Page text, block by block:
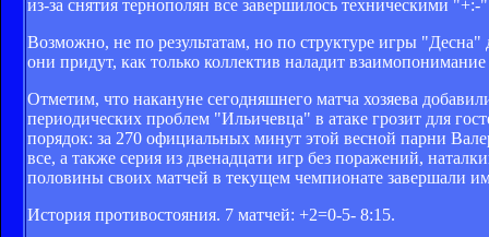
из-за снятия тернополян все завершилось техническими
Возможно, не по результатам, но по структуре игры "Десна"
они придут, как только коллектив наладит
Отметим, что накануне сегодняшнего матча хозяева
периодических проблем "Ильичевца" в атаке грозит для
порядок: за 270 официальных минут этой весной парни
все, а также серия из двенадцати игр без поражений,
половины своих матчей в текущем чемпионате завершали
История противостояния. 7 матчей: +2=0-5- 8:15.